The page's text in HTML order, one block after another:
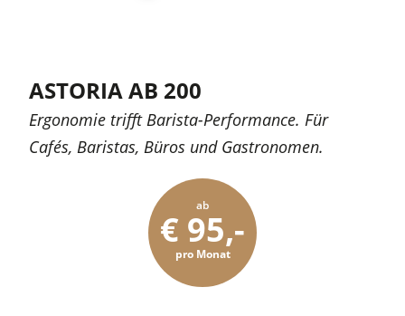
ASTORIA AB 200​
Ergonomie trifft Barista-Performance. Für
Cafés, Baristas, Büros und Gastronomen.
ab
€ 95,-
pro Monat